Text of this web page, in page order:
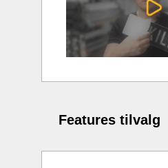
Features tilvalg